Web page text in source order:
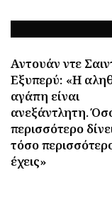
Αντουάν ντε
Εξυπερύ: «Η
αγάπη είναι
ανεξάντλητη.
περισσότερο
τόσο
έχεις»